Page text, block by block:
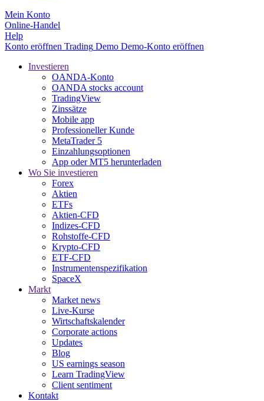
Mein Konto
Online-Handel
Help
Konto eröffnen Trading Demo Demo-Konto eröffnen
Investieren
OANDA-Konto
OANDA stocks account
TradingView
Zinssätze
Mobile app
Professioneller Kunde
MetaTrader 5
Einzahlungsoptionen
App oder MT5 herunterladen
Wo Sie investieren
Forex
Aktien
ETFs
Aktien-CFD
Indizes-CFD
Rohstoffe-CFD
Krypto-CFD
ETF-CFD
Instrumentenspezifikation
SpaceX
Markt
Market news
Live-Kurse
Wirtschaftskalender
Corporate actions
Updates
Blog
US earnings season
Learn TradingView
Client sentiment
Kontakt